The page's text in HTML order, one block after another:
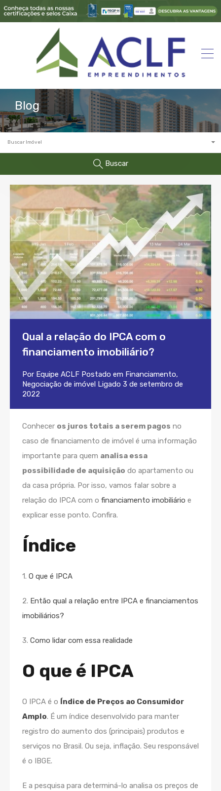
Blog
Buscar Imóvel
Buscar
Qual a relação do IPCA com o
financiamento imobiliário?
Por Equipe ACLF Postado em Financiamento,
Negociação de imóvel Ligado 3 de setembro de
2022
Conhecer os juros totais a serem pagos no
caso de financiamento de imóvel é uma informação
importante para quem analisa essa
possibilidade de aquisição do apartamento ou
da casa própria. Por isso, vamos falar sobre a
relação do IPCA com o financiamento imobiliário e
explicar esse ponto. Confira.
Índice
1. O que é IPCA
2. Então qual a relação entre IPCA e financiamentos
imobiliários?
3. Como lidar com essa realidade
O que é IPCA
O IPCA é o Índice de Preços ao Consumidor
Amplo. É um índice desenvolvido para manter
registro do aumento dos (principais) produtos e
serviços no Brasil. Ou seja, inflação. Seu responsável
é o IBGE.
E a pesquisa para determiná-lo analisa os preços de